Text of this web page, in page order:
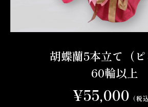
胡蝶蘭5本立て（ピ
60輪以上
¥55,000 （税